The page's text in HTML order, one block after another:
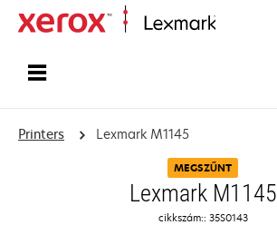
Printers Lexmark M1145
MEGSZŰNT
Lexmark M1145
cikkszám:: 35S0143